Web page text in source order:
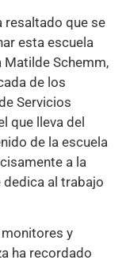
resaltado que se
esta escuela
Matilde Schemm,
de los
Servicios
que lleva del
de la escuela
a la
dedica al trabajo
monitores y
ha recordado